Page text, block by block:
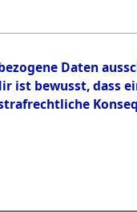
Daten
bewusst, dass